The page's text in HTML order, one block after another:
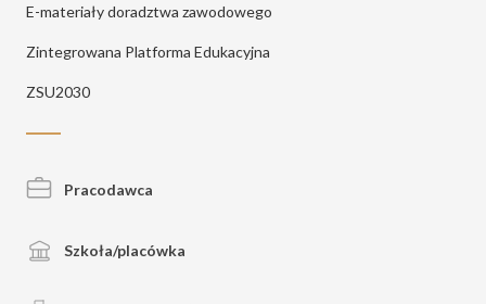
E-materiały doradztwa zawodowego
Zintegrowana Platforma Edukacyjna
ZSU2030
Pracodawca
Szkoła/placówka